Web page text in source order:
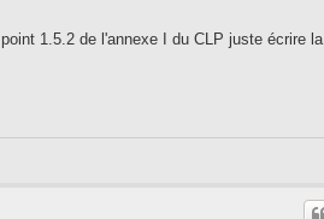
1.5.2 de l'annexe I du CLP juste écrire la